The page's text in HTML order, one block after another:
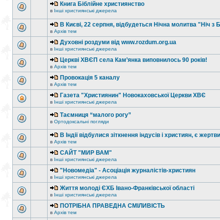
Книга Біблійне християнство
в Інші християнські джерела
В Києві, 22 серпня, відбудеться Нічна молитва "Ніч з
в Архів тем
Духовні роздуми від www.rozdum.org.ua
в Інші християнські джерела
Церкві ХВЄП села Кам’янка виповнилось 90 років!
в Архів тем
Провокація 5 каналу
в Архів тем
Газета "Християнин" Новокаховської Церкви ХВЄ
в Інші християнські джерела
Таємниця “малого рогу”
в Ортодоксальні погляди
В Індії відбулися зіткнення індусів і християн, є жертви
в Архів тем
САЙТ "МИР ВАМ"
в Інші християнські джерела
"Новомедіа" - Асоціація журналістів-християн
в Інші християнські джерела
Життя молоді ЄХБ Івано-Франківської області
в Інші християнські джерела
ПОТРІБНА ПРАВЕДНА СМІЛИВІСТЬ
в Архів тем